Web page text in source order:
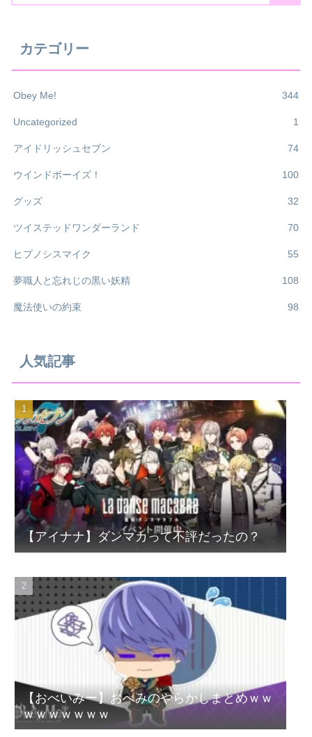
カテゴリー
Obey Me! 344
Uncategorized 1
アイドリッシュセブン 74
ウインドボーイズ！ 100
グッズ 32
ツイステッドワンダーランド 70
ヒプノシスマイク 55
夢職人と忘れじの黒い妖精 108
魔法使いの約束 98
人気記事
【アイナナ】ダンマカって不評だったの？
【おべいみー】おべみのやらかしまとめｗｗ
ｗｗｗｗｗｗｗ